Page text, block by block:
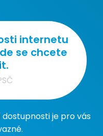
internetu
se chcete
je pro vás